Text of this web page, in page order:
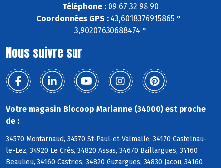
Téléphone : 09 67 32 98 90
Coordonnées GPS :43,6018376915865 ° ,
3,90207630688474 °
Nous suivre sur
Votre magasin Biocoop Marianne (34000) est proche
de :
34570 Montarnaud, 34570 St-Paul-et-Valmalle, 34170 Castelnau-
le-Lez, 34920 Le Crès, 34820 Assas, 34670 Baillargues, 34160
Beaulieu, 34160 Castries, 34820 Guzargues, 34830 Jacou, 34160